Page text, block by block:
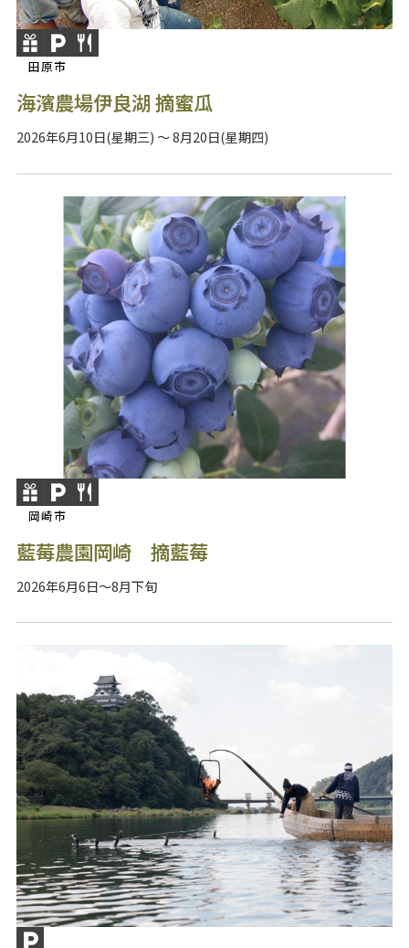
田原市
海濱農場伊良湖 摘蜜瓜
2026年6月10日(星期三) ～ 8月20日(星期四)
岡崎市
藍莓農園岡崎 摘藍莓
2026年6月6日～8月下旬